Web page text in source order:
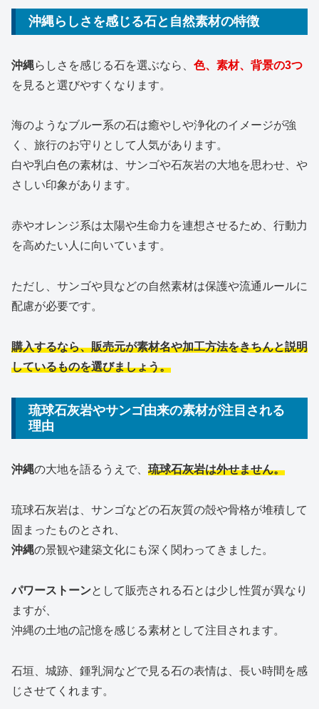
沖縄らしさを感じる石と自然素材の特徴
沖縄らしさを感じる石を選ぶなら、 色、素材、背景の3つ
を見ると選びやすくなります。
海のようなブルー系の石は癒やしや浄化のイメージが強
く、旅行のお守りとして人気があります。
白や乳白色の素材は、サンゴや石灰岩の大地を思わせ、や
さしい印象があります。
赤やオレンジ系は太陽や生命力を連想させるため、行動力
を高めたい人に向いています。
ただし、サンゴや貝などの自然素材は保護や流通ルールに
配慮が必要です。
購入するなら、販売元が素材名や加工方法をきちんと説明
しているものを選びましょう。
琉球石灰岩やサンゴ由来の素材が注目される
理由
沖縄の大地を語るうえで、 琉球石灰岩は外せません。
琉球石灰岩は、サンゴなどの石灰質の殻や骨格が堆積して
固まったものとされ、
沖縄の景観や建築文化にも深く関わってきました。
パワーストーンとして販売される石とは少し性質が異なり
ますが、
沖縄の土地の記憶を感じる素材として注目されます。
石垣、城跡、鍾乳洞などで見る石の表情は、長い時間を感
じさせてくれます。